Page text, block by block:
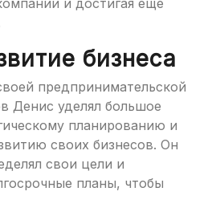
и достигая еще
бизнеса
предпринимательской
Денис уделял большое
планированию и
своих бизнесов. Он
свои цели и
планы, чтобы